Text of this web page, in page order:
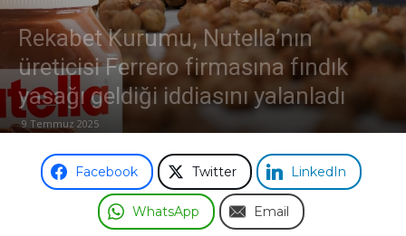
Rekabet Kurumu, Nutella’nın
üreticisi Ferrero firmasına fındık
yasağı geldiği iddiasını yalanladı
9 Temmuz 2025
Facebook Twitter LinkedIn
WhatsApp Email